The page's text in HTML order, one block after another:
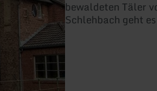
bewaldeten Täler
Schlehbach geht